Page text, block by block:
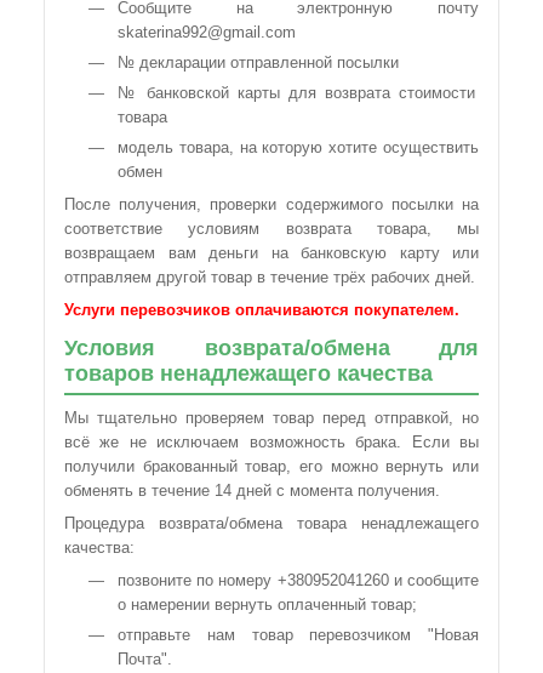
Сообщите на электронную почту
skaterina992@gmail.com
№ декларации отправленной посылки
№ банковской карты для возврата стоимости
товара
модель товара, на которую хотите осуществить
обмен
После получения, проверки содержимого посылки на
соответствие условиям возврата товара, мы
возвращаем вам деньги на банковскую карту или
отправляем другой товар в течение трёх рабочих дней.
Услуги перевозчиков оплачиваются покупателем.
Условия возврата/обмена для
товаров ненадлежащего качества
Мы тщательно проверяем товар перед отправкой, но
всё же не исключаем возможность брака. Если вы
получили бракованный товар, его можно вернуть или
обменять в течение 14 дней с момента получения.
Процедура возврата/обмена товара ненадлежащего
качества:
позвоните по номеру +380952041260 и сообщите
о намерении вернуть оплаченный товар;
отправьте нам товар перевозчиком "Новая
Почта".